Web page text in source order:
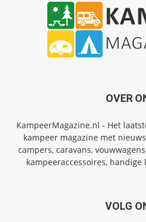
OVER
KampeerMagazine.nl - Het
kampeer magazine met
campers, caravans,
kampeeraccessoires,
VOLG